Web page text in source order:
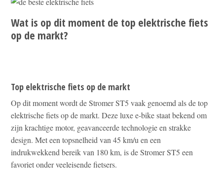
Wat is op dit moment de top elektrische fiets
op de markt?
Top elektrische fiets op de markt
Op dit moment wordt de Stromer ST5 vaak genoemd als de top
elektrische fiets op de markt. Deze luxe e-bike staat bekend om
zijn krachtige motor, geavanceerde technologie en strakke
design. Met een topsnelheid van 45 km/u en een
indrukwekkend bereik van 180 km, is de Stromer ST5 een
favoriet onder veeleisende fietsers.